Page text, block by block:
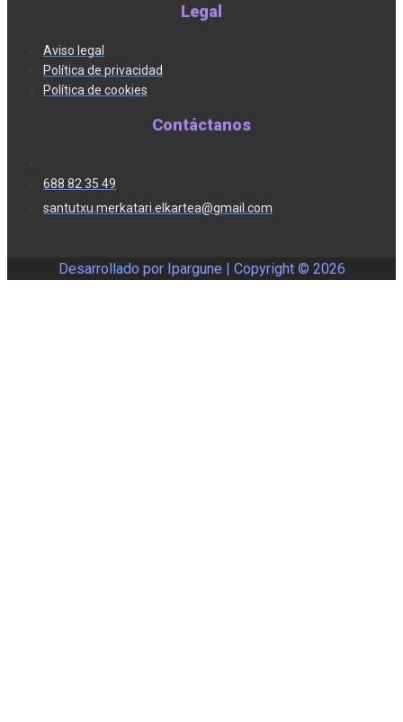
Legal
Aviso legal
Política de privacidad
Política de cookies
Contáctanos
688 82 35 49
santutxu.merkatari.elkartea@gmail.com
Desarrollado por Ipargune | Copyright © 2026